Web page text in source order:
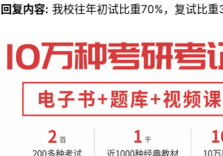
回复内容: 我校往年初试比重70%，复试比重